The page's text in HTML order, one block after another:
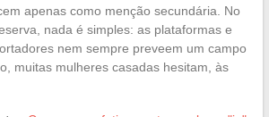
apenas como menção secundária. No
nada é simples: as plataformas e
nem sempre preveem um campo
muitas mulheres casadas hesitam, às